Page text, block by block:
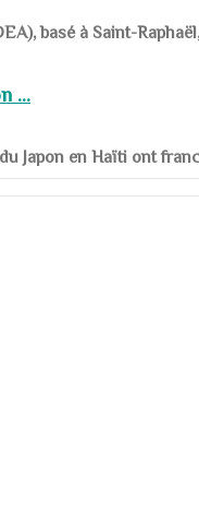
basé à Saint-
...
Japon en Haïti ont